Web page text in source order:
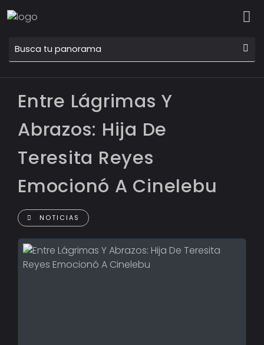
Entre Lágrimas Y
Abrazos: Hija De
Teresita Reyes
Emocionó A Cinelebu
NOTICIAS